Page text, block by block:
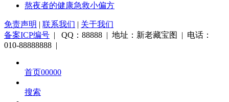
熬夜者的健康急救小偏方
免责声明 | 联系我们 | 关于我们
备案ICP编号 | QQ：88888 | 地址：新老藏宝图 | 电话：
010-88888888 |
首页00000
搜索